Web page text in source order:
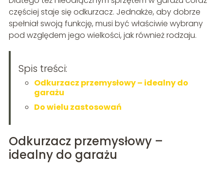
częściej staje się odkurzacz. Jednakże, aby dobrze
spełniał swoją funkcję, musi być właściwie wybrany
pod względem jego wielkości, jak również rodzaju.
Spis treści:
Odkurzacz przemysłowy – idealny do
garażu
Do wielu zastosowań
Odkurzacz przemysłowy –
idealny do garażu